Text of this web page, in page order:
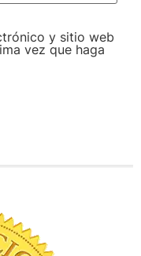
y sitio web
vez que haga